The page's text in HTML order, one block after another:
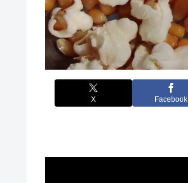
X Facebook